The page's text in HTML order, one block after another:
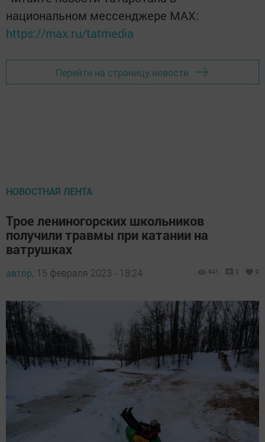
национальном мессенджере MАХ:
https://max.ru/tatmedia
Перейти на страницу новости
НОВОСТНАЯ ЛЕНТА
Трое лениногорских школьников
получили травмы при катании на
ватрушках
автор, 15 февраля 2023 - 18:24 841 0 0